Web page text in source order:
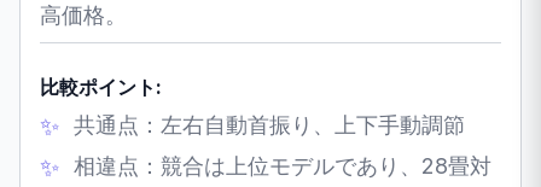
高価格。
比較ポイント:
共通点：左右自動首振り、上下手動調節
相違点：競合は上位モデルであり、28畳対